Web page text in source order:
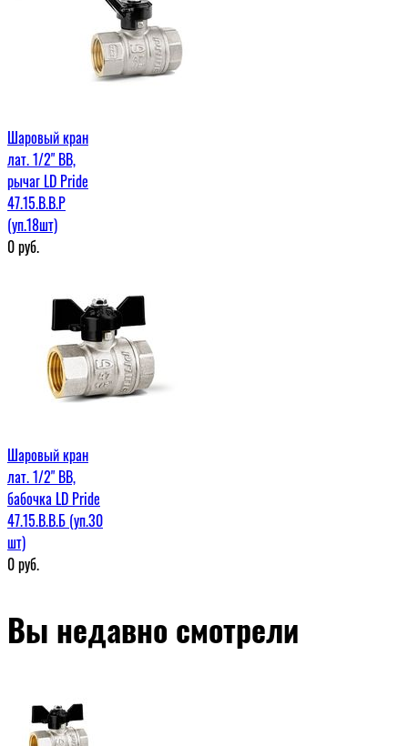
Шаровый кран
лат. 1/2" ВВ,
рычаг LD Pride
47.15.В.В.Р
(уп.18шт)
0руб.
Шаровый кран
лат. 1/2" ВВ,
бабочка LD Pride
47.15.В.В.Б (уп.30
шт)
0руб.
Вы недавно смотрели